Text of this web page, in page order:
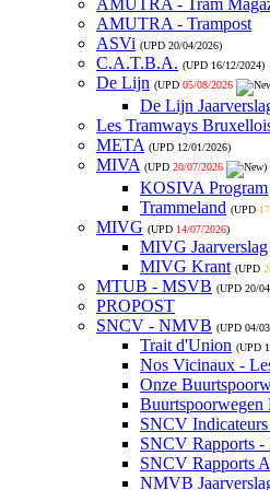
AMUTRA - Tram
AMUTRA - Trampost
ASVi (UPD 20/04/2026)
C.A.T.B.A. (UPD 16/12/2024)
De Lijn (UPD 05/08/2026
De Lijn
Les Tramways
META (UPD 12/01/2026)
MIVA (UPD 20/07/2026 )
KOSIVA Program
Trammeland (UPD
MIVG (UPD 14/07/2026)
MIVG Jaarverslag
MIVG Krant (UPD
MTUB - MSVB (UPD 20/
PROPOST
SNCV - NMVB (UPD 04/
Trait d'Union (UPD
Nos Vicinaux -
Onze
Buurtspoorwegen
SNCV
SNCV Rapports
SNCV Rapports
NMVB